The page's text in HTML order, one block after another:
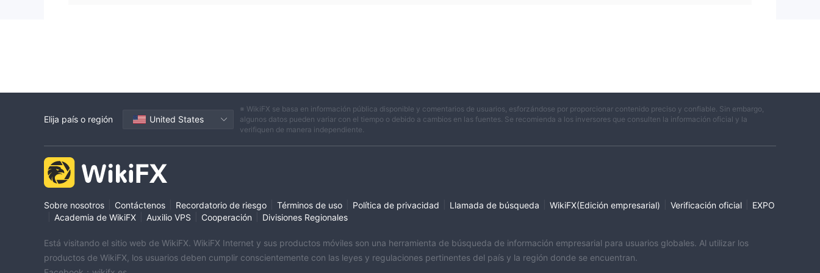
Elija país o región United States
※ WikiFX se basa en información pública disponible y comentarios de usuarios, esforzándose por proporcionar contenido preciso y confiable. Sin embargo,
algunos datos pueden variar con el tiempo o debido a cambios en las fuentes. Se recomienda a los inversores que consulten la información oficial y la
verifiquen de manera independiente.
Sobre nosotros Contáctenos Recordatorio de riesgo Términos de uso Política de privacidad Llamada de búsqueda WikiFX(Edición empresarial) Verificación oficial
EXPO
Academia de WikiFX Auxilio VPS Cooperación Divisiones Regionales
Está visitando el sitio web de WikiFX. WikiFX Internet y sus productos móviles son una herramienta de búsqueda de información empresarial para usuarios globales. Al utilizar los
productos de WikiFX, los usuarios deben cumplir conscientemente con las leyes y regulaciones pertinentes del país y la región donde se encuentran.